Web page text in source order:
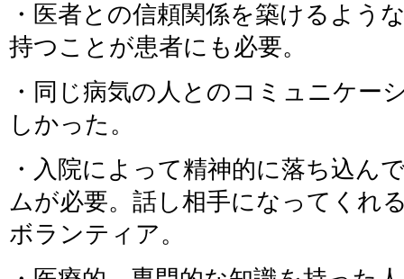
・医者との信頼関係を築けるよう
持つことが患者にも必要。
・同じ病気の人とのコミュニケー
しかった。
・入院によって精神的に落ち込ん
ムが必要。話し相手になってくれ
ボランティア。